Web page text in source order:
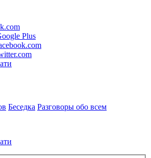
Plus
Беседка Разговоры обо всем